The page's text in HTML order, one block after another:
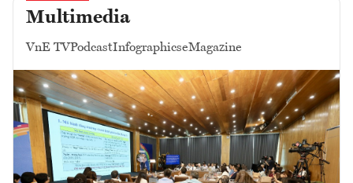
Multimedia
VnE TVPodcastInfographicseMagazine